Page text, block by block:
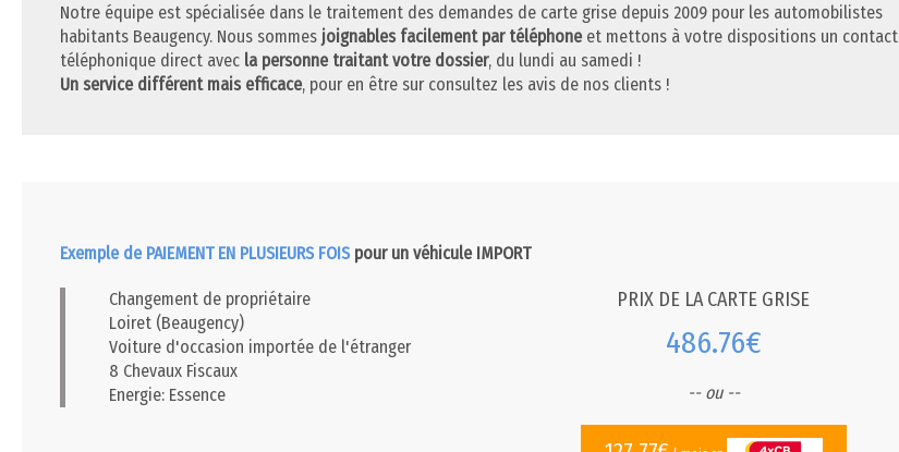
Notre équipe est spécialisée dans le traitement des demandes de carte grise depuis 2009 pour les automobilistes
habitants Beaugency. Nous sommes joignables facilement par téléphoneet mettons à votre dispositions un contact
téléphonique direct avec la personne traitant votre dossier, du lundi au samedi !
Un service différent mais efficace, pour en être sur consultez les avis de nos clients !
Exemple de PAIEMENT EN PLUSIEURS FOISpour un véhicule IMPORT
Changement de propriétaire
Loiret (Beaugency)
Voiture d'occasion importée de l'étranger
8 Chevaux Fiscaux
Energie: Essence
PRIX DE LA CARTE GRISE
486.76€
-- ou --